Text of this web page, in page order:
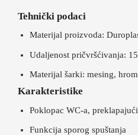
Tehnički podaci
Materijal proizvoda:
Udaljenost pričvršćivanja:
Materijal šarki: mesing,
Karakteristike
Poklopac WC-a, preklapajući
Funkcija sporog spuštanja